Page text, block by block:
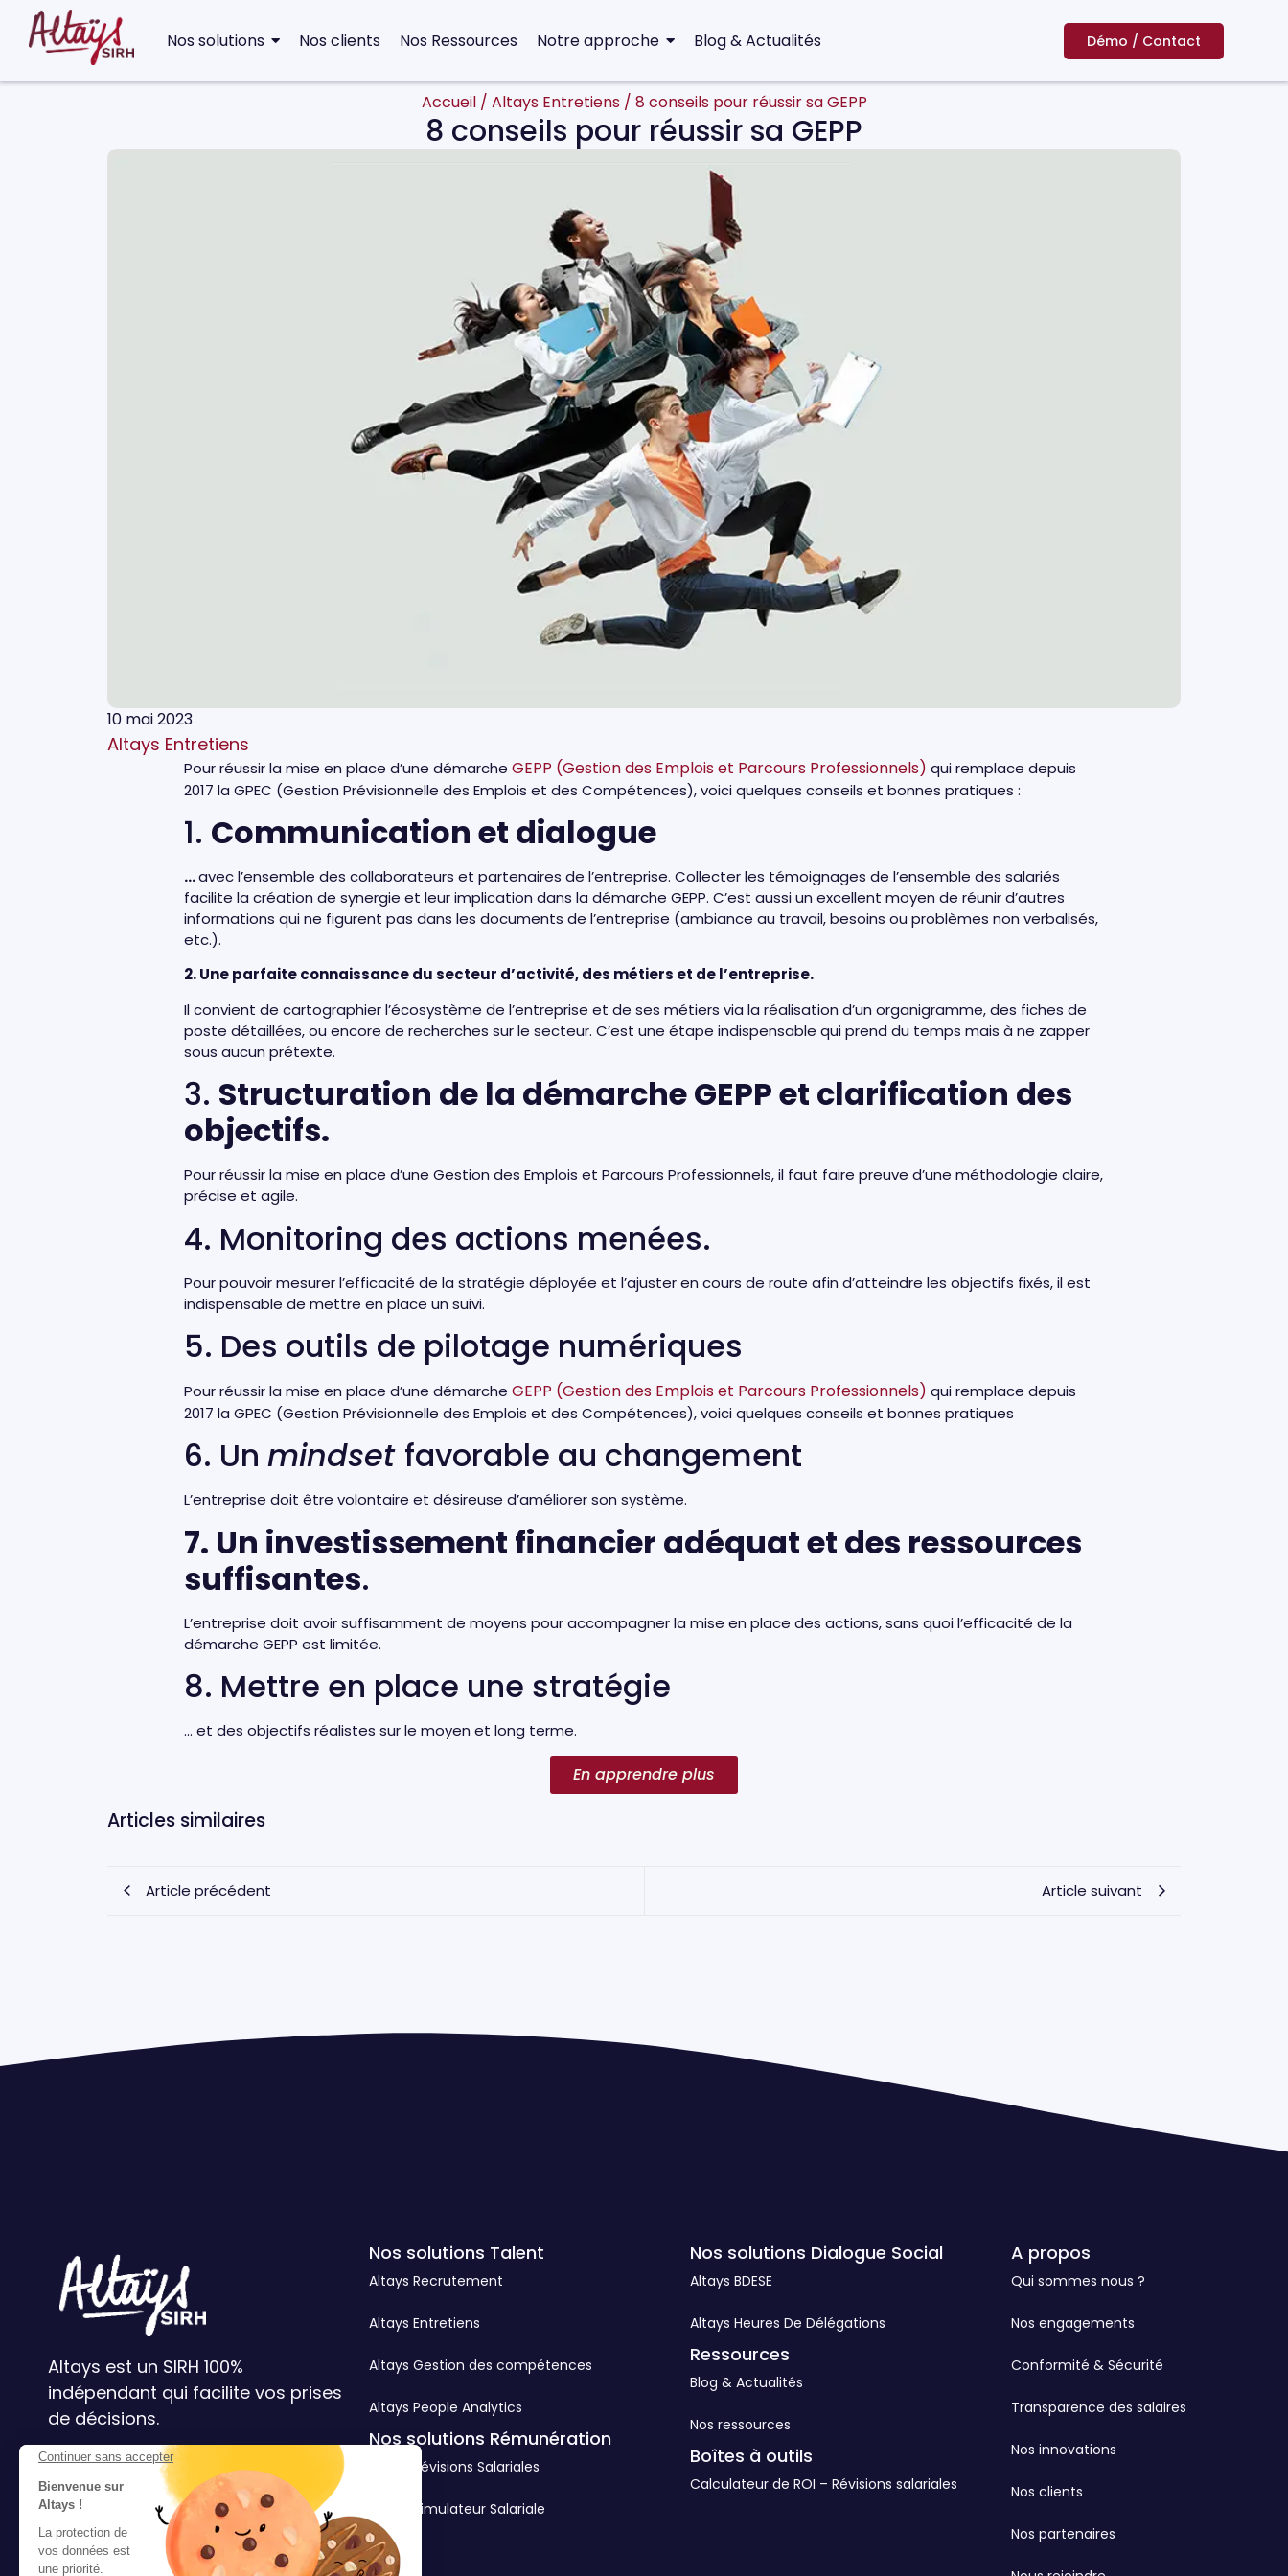
Continuer sans accepter
Bienvenue sur
Altays !
La protection de
vos données est
une priorité.
Nos solutions Nos clients Nos Ressources Notre approche Blog & Actualités Démo / Contact
Accueil / Altays Entretiens / 8 conseils pour réussir sa GEPP
8 conseils pour réussir sa GEPP
10 mai 2023
Altays Entretiens
Pour réussir la mise en place d’une démarche GEPP (Gestion des Emplois et Parcours Professionnels) qui remplace depuis
2017 la GPEC (Gestion Prévisionnelle des Emplois et des Compétences), voici quelques conseils et bonnes pratiques :
1. Communication et dialogue
…avec l’ensemble des collaborateurs et partenaires de l’entreprise. Collecter les témoignages de l’ensemble des salariés
facilite la création de synergie et leur implication dans la démarche GEPP. C’est aussi un excellent moyen de réunir d’autres
informations qui ne figurent pas dans les documents de l’entreprise (ambiance au travail, besoins ou problèmes non verbalisés,
etc.).
2. Une parfaite connaissance du secteur d’activité, des métiers et de l’entreprise.
Il convient de cartographier l’écosystème de l’entreprise et de ses métiers via la réalisation d’un organigramme, des fiches de
poste détaillées, ou encore de recherches sur le secteur. C’est une étape indispensable qui prend du temps mais à ne zapper
sous aucun prétexte.
3. Structuration de la démarche GEPP et clarification des
objectifs.
Pour réussir la mise en place d’une Gestion des Emplois et Parcours Professionnels, il faut faire preuve d’une méthodologie claire,
précise et agile.
4. Monitoring des actions menées.
Pour pouvoir mesurer l’efficacité de la stratégie déployée et l’ajuster en cours de route afin d’atteindre les objectifs fixés, il est
indispensable de mettre en place un suivi.
5. Des outils de pilotage numériques
Pour réussir la mise en place d’une démarche GEPP (Gestion des Emplois et Parcours Professionnels) qui remplace depuis
2017 la GPEC (Gestion Prévisionnelle des Emplois et des Compétences), voici quelques conseils et bonnes pratiques
6. Un mindset favorable au changement
L’entreprise doit être volontaire et désireuse d’améliorer son système.
7. Un investissement financier adéquat et des ressources
suffisantes.
L’entreprise doit avoir suffisamment de moyens pour accompagner la mise en place des actions, sans quoi l’efficacité de la
démarche GEPP est limitée.
8. Mettre en place une stratégie
… et des objectifs réalistes sur le moyen et long terme.
En apprendre plus
Articles similaires
Article précédent Article suivant
Altays est un SIRH 100%
indépendant qui facilite vos prises
de décisions.
3 cités d'Hauteville 75010 Paris
Nos solutions Talent
Altays Recrutement
Altays Entretiens
Altays Gestion des compétences
Altays People Analytics
Nos solutions Rémunération
Altays Révisions Salariales
Altays Simulateur Salariale
Nos solutions Dialogue Social
Altays BDESE
Altays Heures De Délégations
Ressources
Blog & Actualités
Nos ressources
Boîtes à outils
Calculateur de ROI – Révisions salariales
A propos
Qui sommes nous ?
Nos engagements
Conformité & Sécurité
Transparence des salaires
Nos innovations
Nos clients
Nos partenaires